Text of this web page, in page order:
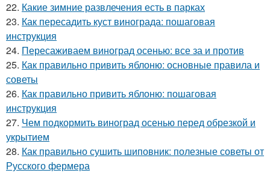
22. Какие зимние развлечения есть в парках
23. Как пересадить куст винограда: пошаговая
инструкция
24. Пересаживаем виноград осенью: все за и против
25. Как правильно привить яблоню: основные правила и
советы
26. Как правильно привить яблоню: пошаговая
инструкция
27. Чем подкормить виноград осенью перед обрезкой и
укрытием
28. Как правильно сушить шиповник: полезные советы от
Русского фермера